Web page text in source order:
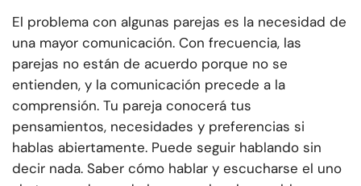
El problema con algunas parejas es la necesidad de
una mayor comunicación. Con frecuencia, las
parejas no están de acuerdo porque no se
entienden, y la comunicación precede a la
comprensión. Tu pareja conocerá tus
pensamientos, necesidades y preferencias si
hablas abiertamente. Puede seguir hablando sin
decir nada. Saber cómo hablar y escucharse el uno